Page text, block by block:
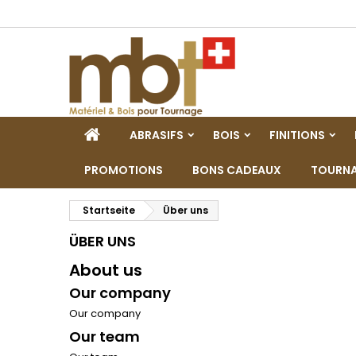
STARTSEITE
ABRASIFS BOIS FINITIONS
PROMOTIONS BONS CADEAUX
Startseite Über uns
ÜBER UNS
About us
Our company
Our company
Our team